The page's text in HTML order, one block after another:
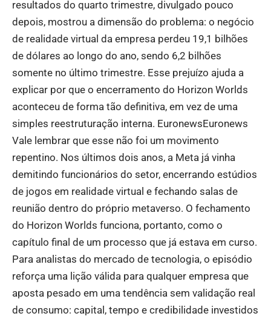
resultados do quarto trimestre, divulgado pouco
depois, mostrou a dimensão do problema: o negócio
de realidade virtual da empresa perdeu 19,1 bilhões
de dólares ao longo do ano, sendo 6,2 bilhões
somente no último trimestre. Esse prejuízo ajuda a
explicar por que o encerramento do Horizon Worlds
aconteceu de forma tão definitiva, em vez de uma
simples reestruturação interna. EuronewsEuronews
Vale lembrar que esse não foi um movimento
repentino. Nos últimos dois anos, a Meta já vinha
demitindo funcionários do setor, encerrando estúdios
de jogos em realidade virtual e fechando salas de
reunião dentro do próprio metaverso. O fechamento
do Horizon Worlds funciona, portanto, como o
capítulo final de um processo que já estava em curso.
Para analistas do mercado de tecnologia, o episódio
reforça uma lição válida para qualquer empresa que
aposta pesado em uma tendência sem validação real
de consumo: capital, tempo e credibilidade investidos